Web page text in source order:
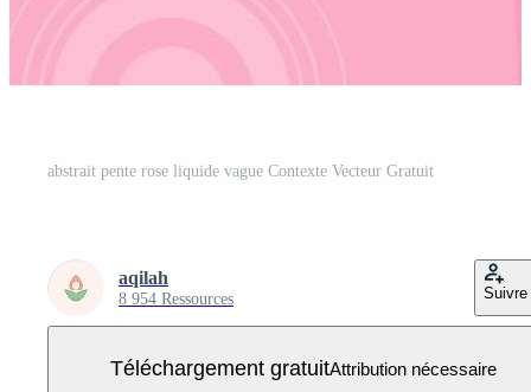
abstrait pente rose liquide vague Contexte Vecteur Gratuit
aqilah
8 954 Ressources Suivre
Téléchargement gratuitAttribution nécessaire